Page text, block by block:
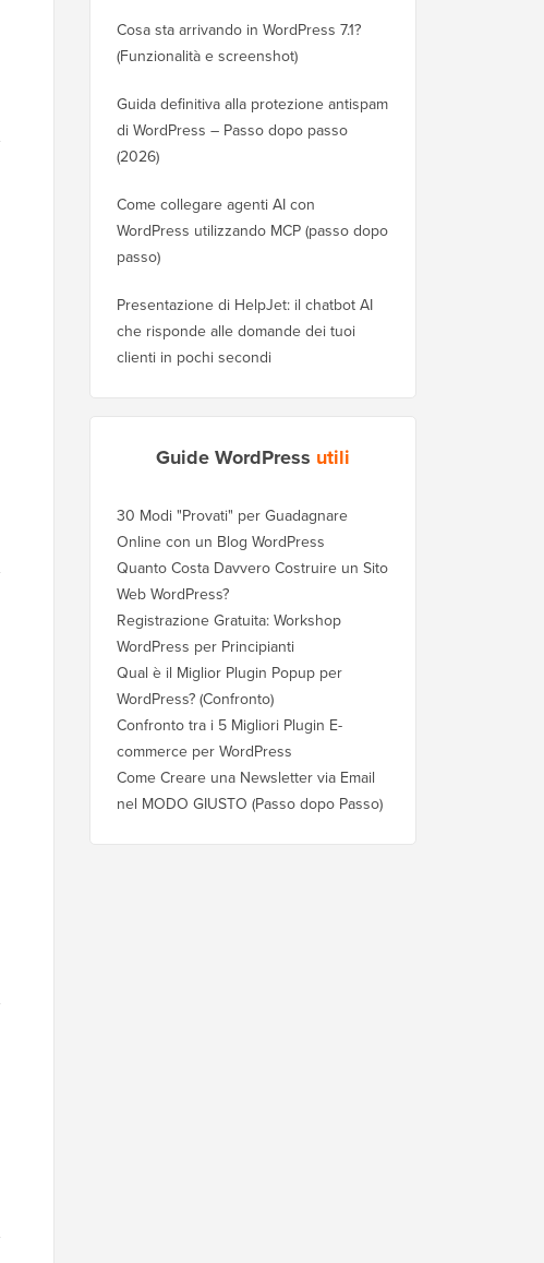
Cosa sta arrivando in WordPress 7.1?
(Funzionalità e screenshot)
Guida definitiva alla protezione antispam
di WordPress – Passo dopo passo
(2026)
Come collegare agenti AI con
WordPress utilizzando MCP (passo dopo
passo)
Presentazione di HelpJet: il chatbot AI
che risponde alle domande dei tuoi
clienti in pochi secondi
Guide WordPress utili
30 Modi "Provati" per Guadagnare
Online con un Blog WordPress
Quanto Costa Davvero Costruire un Sito
Web WordPress?
Registrazione Gratuita: Workshop
WordPress per Principianti
Qual è il Miglior Plugin Popup per
WordPress? (Confronto)
Confronto tra i 5 Migliori Plugin E-
commerce per WordPress
Come Creare una Newsletter via Email
nel MODO GIUSTO (Passo dopo Passo)